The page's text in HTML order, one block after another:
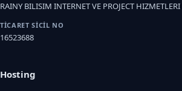
RAINY BILISIM INTERNET VE PROJECT
TICARET SICIL NO
16523688
Hosting